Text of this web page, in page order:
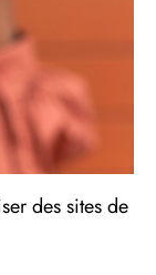
des sites de